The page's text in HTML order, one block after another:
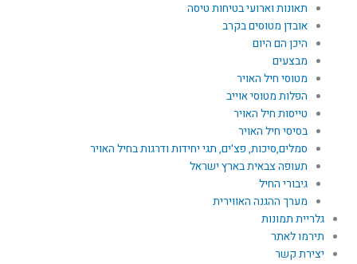
תאונות וארועי בטיחות טיסה
אובדן מטוסים בקרב
היכן הם היום
מבצעים
מטוסי חיל האויר
הפלות מטוסי אוייב
טייסות חיל האויר
בסיסי חיל האויר
סמלים,סיכות, פצ'ים, תגי יחידות ודרגות בחיל האויר
תעופה צבאית בארץ ישראל
גיבורי החיל
מערך ההגנה האווירית
גלריית תמונות
תירמו לאתר
יצירת קשר